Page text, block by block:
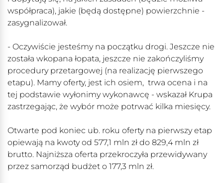
współpraca), jakie (będą dostępne) powierzchnie -
zasygnalizował.
- Oczywiście jesteśmy na początku drogi. Jeszcze nie
została wkopana łopata, jeszcze nie zakończyliśmy
procedury przetargowej (na realizację pierwszego
etapu). Mamy oferty, jest ich osiem, trwa ocena i na
tej podstawie wyłonimy wykonawcę - wskazał Krupa
zastrzegając, że wybór może potrwać kilka miesięcy.
Otwarte pod koniec ub. roku oferty na pierwszy etap
opiewają na kwoty od 577,1 mln zł do 829,4 mln zł
brutto. Najniższa oferta przekroczyła przewidywany
przez samorząd budżet o 177,3 mln zł.